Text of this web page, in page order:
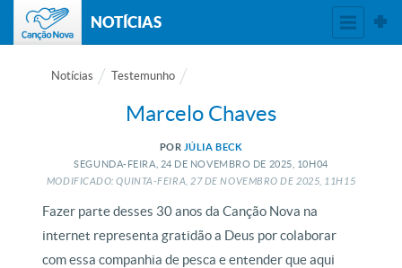
NOTÍCIAS
Notícias Testemunho
Marcelo Chaves
POR JÚLIA BECK
SEGUNDA-FEIRA, 24 DE NOVEMBRO DE 2025, 10H04
MODIFICADO: QUINTA-FEIRA, 27DENOVEMBRO DE2025, 11H15
Fazer parte desses 30 anos da Canção Nova na
internet representa gratidão a Deus por colaborar
com essa companhia de pesca e entender que aqui